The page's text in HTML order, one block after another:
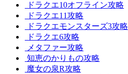
ドラクエ10オフライン攻略
ドラクエ11攻略
ドラクエモンスターズ3攻略
ドラクエ6攻略
メタファー攻略
知恵のかりもの攻略
魔女の泉R攻略